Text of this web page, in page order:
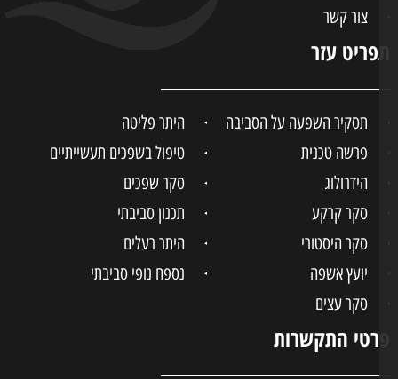
צור קשר
עזר
תסקיר השפעה על הסביבה
היתר פליטה
פרשה טכנית
טיפול בשפכים תעשייתיים
הידרולוג
סקר שפכים
סקר קרקע
תכנון סביבתי
סקר היסטורי
היתר רעלים
יועץ אשפה
נספח נופי סביבתי
סקר עצים
התקשרות